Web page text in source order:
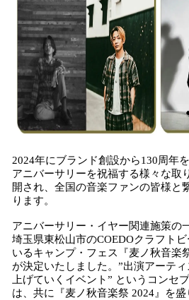
2024年にブランド創設から130周年
アニバーサリーを祝福する様々な取
開され、全国の音楽ファンの皆様と
ります。
アニバーサリー・イヤー関連施策の
埼玉県東松山市のCOEDOクラフト
いるキャンプ・フェス『麦ノ秋音楽
が決定いたしました。”出演アーテ
上げていくイベント” というコンセ
は、共に『麦ノ秋音楽祭 2024』を